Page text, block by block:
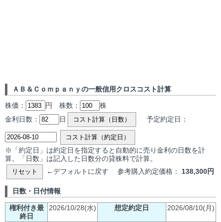
ＡＢ＆Ｃｏｍｐａｎｙの一般信用クロスコスト計算
株価： 円 株数：
株
金利日数：
日 コスト計算（日数） 予定約定日：
コスト計算（約定日）
※「約定日」は約定日を指定すると自動的に売り金利の日数を計
算。「日数」は記入した日数分の貸株料で計算。
リセット ←デフォルトに戻す 参考購入約定価格： 138,300円
日数・日付情報
権利付き最
終日
2026/10/28(水) 想定約定日 2026/08/10(月)